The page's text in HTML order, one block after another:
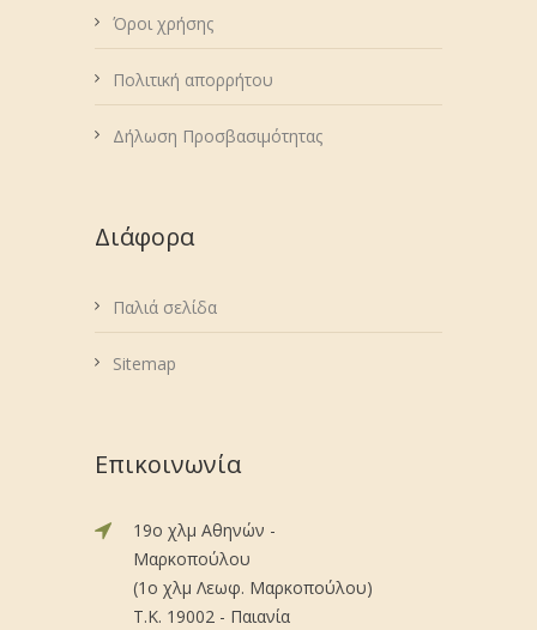
Όροι χρήσης
Πολιτική απορρήτου
Δήλωση Προσβασιμότητας
Διάφορα
Παλιά σελίδα
Sitemap
Επικοινωνία
19ο χλμ Αθηνών -
Μαρκοπούλου
(1ο χλμ Λεωφ. Μαρκοπούλου)
Τ.Κ. 19002 - Παιανία